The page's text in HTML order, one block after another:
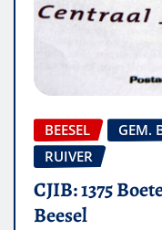
BEESEL GEM.
RUIVER
CJIB: 1375
Beesel